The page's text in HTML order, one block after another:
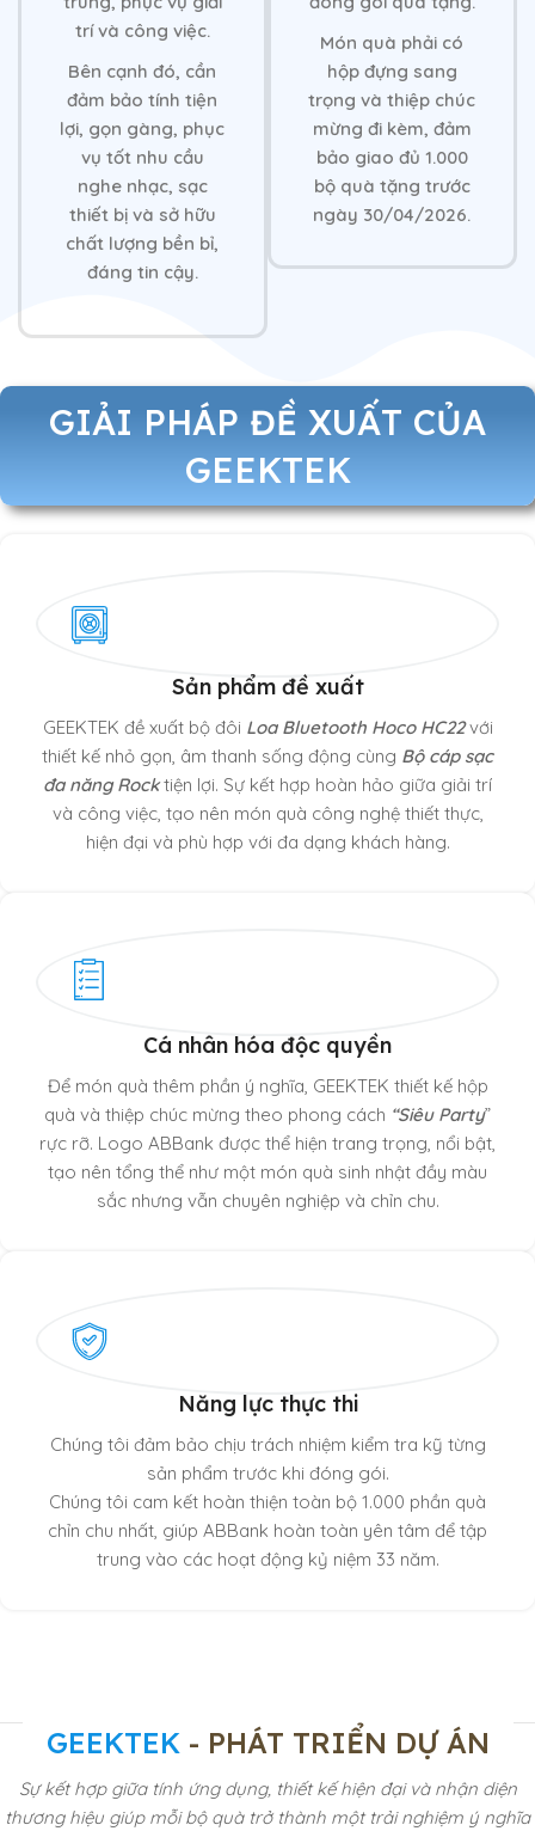
trí và công việc.
Bên cạnh đó, cần
đảm bảo tính tiện
lợi, gọn gàng, phục
vụ tốt nhu cầu
nghe nhạc, sạc
thiết bị và sở hữu
chất lượng bền bỉ,
đáng tin cậy.
Món quà phải có
hộp đựng sang
trọng và thiệp chúc
mừng đi kèm, đảm
bảo giao đủ 1.000
bộ quà tặng trước
ngày 30/04/2026.
GIẢI PHÁP ĐỀ XUẤT CỦA
GEEKTEK
Sản phẩm đề xuất
GEEKTEK đề xuất bộ đôi Loa Bluetooth Hoco HC22với
thiết kế nhỏ gọn, âm thanh sống động cùng Bộ cáp sạc
đa năng Rocktiện lợi. Sự kết hợp hoàn hảo giữa giải trí
và công việc, tạo nên món quà công nghệ thiết thực,
hiện đại và phù hợp với đa dạng khách hàng.
Cá nhân hóa độc quyền
Để món quà thêm phần ý nghĩa, GEEKTEK thiết kế hộp
quà và thiệp chúc mừng theo phong cách “Siêu Party”
rực rỡ. Logo ABBank được thể hiện trang trọng, nổi bật,
tạo nên tổng thể như một món quà sinh nhật đầy màu
sắc nhưng vẫn chuyên nghiệp và chỉn chu.
Năng lực thực thi
Chúng tôi đảm bảo chịu trách nhiệm kiểm tra kỹ từng
sản phẩm trước khi đóng gói.
Chúng tôi cam kết hoàn thiện toàn bộ 1.000 phần quà
chỉn chu nhất, giúp ABBank hoàn toàn yên tâm để tập
trung vào các hoạt động kỷ niệm 33 năm.
GEEKTEK- PHÁT TRIỂN DỰ ÁN
Sự kết hợp giữa tính ứng dụng, thiết kế hiện đại và nhận diện
thương hiệu giúp mỗi bộ quà trở thành một trải nghiệm ý nghĩa